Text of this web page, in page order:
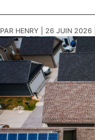
PAR HENRY 26 JUIN 2026